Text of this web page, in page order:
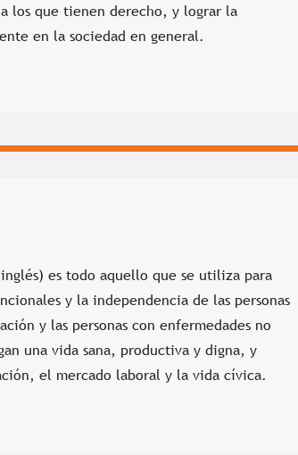
los que tienen derecho, y lograr la
en la sociedad en general.
es todo aquello que se utiliza para
y la independencia de las personas
y las personas con enfermedades no
una vida sana, productiva y digna, y
el mercado laboral y la vida cívica.